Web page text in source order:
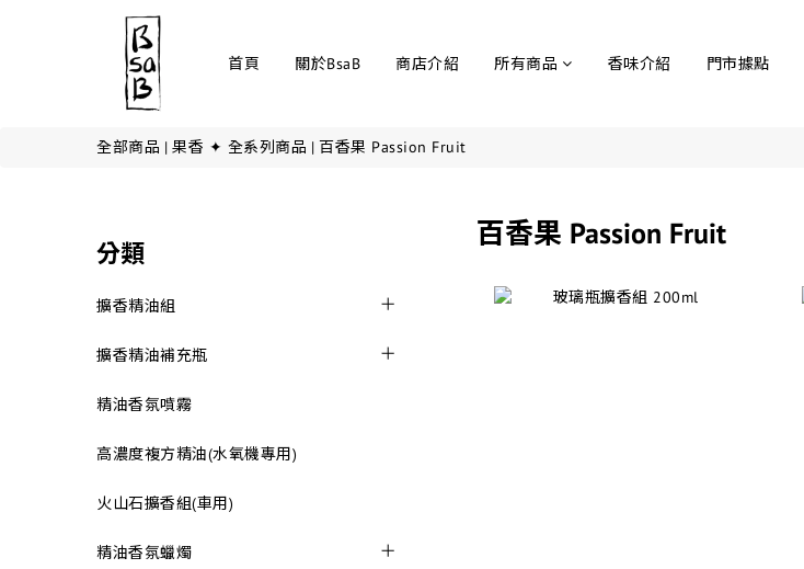
首頁 關於BsaB 商店介紹 所有商品 香味介紹 門市據點
全部商品 | 果香 ✦ 全系列商品 | 百香果 Passion Fruit
分類
擴香精油組
擴香精油補充瓶
精油香氛噴霧
高濃度複方精油(水氧機專用)
火山石擴香組(車用)
精油香氛蠟燭
百香果 Passion Fruit